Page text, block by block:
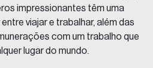
impressionantes têm uma
viajar e trabalhar, além das
com um trabalho que
lugar do mundo.